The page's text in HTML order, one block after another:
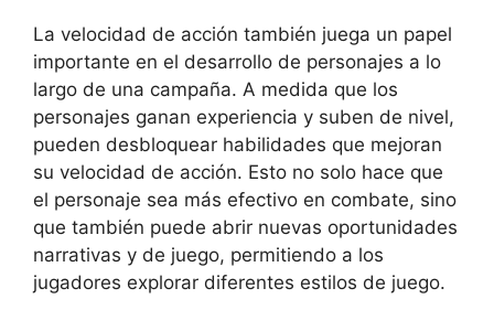
La velocidad de acción también juega un papel
importante en el desarrollo de personajes a lo
largo de una campaña. A medida que los
personajes ganan experiencia y suben de nivel,
pueden desbloquear habilidades que mejoran
su velocidad de acción. Esto no solo hace que
el personaje sea más efectivo en combate, sino
que también puede abrir nuevas oportunidades
narrativas y de juego, permitiendo a los
jugadores explorar diferentes estilos de juego.